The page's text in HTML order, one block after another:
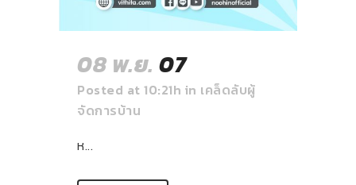
08 พ.ย. 07
Posted at 10:21h in เคล็ดลับผู้
จัดการบ้าน
ห...